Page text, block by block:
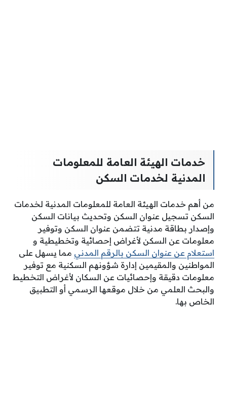
خدمات الهيئة العامة للمعلومات
المدنية لخدمات السكن
من أهم خدمات الهيئة العامة للمعلومات المدنية لخدمات
السكن تسجيل عنوان السكن وتحديث بيانات السكن
وإصدار بطاقة مدنية تتضمن عنوان السكن وتوفير
معلومات عن السكن لأغراض إحصائية وتخطيطية و
استعلام عن عنوان السكن بالرقم المدني مما يسهل على
المواطنين والمقيمين إدارة شؤونهم السكنية مع توفير
معلومات دقيقة وإحصائيات عن السكان لأغراض التخطيط
والبحث العلمي من خلال موقعها الرسمي أو التطبيق
الخاص بها.